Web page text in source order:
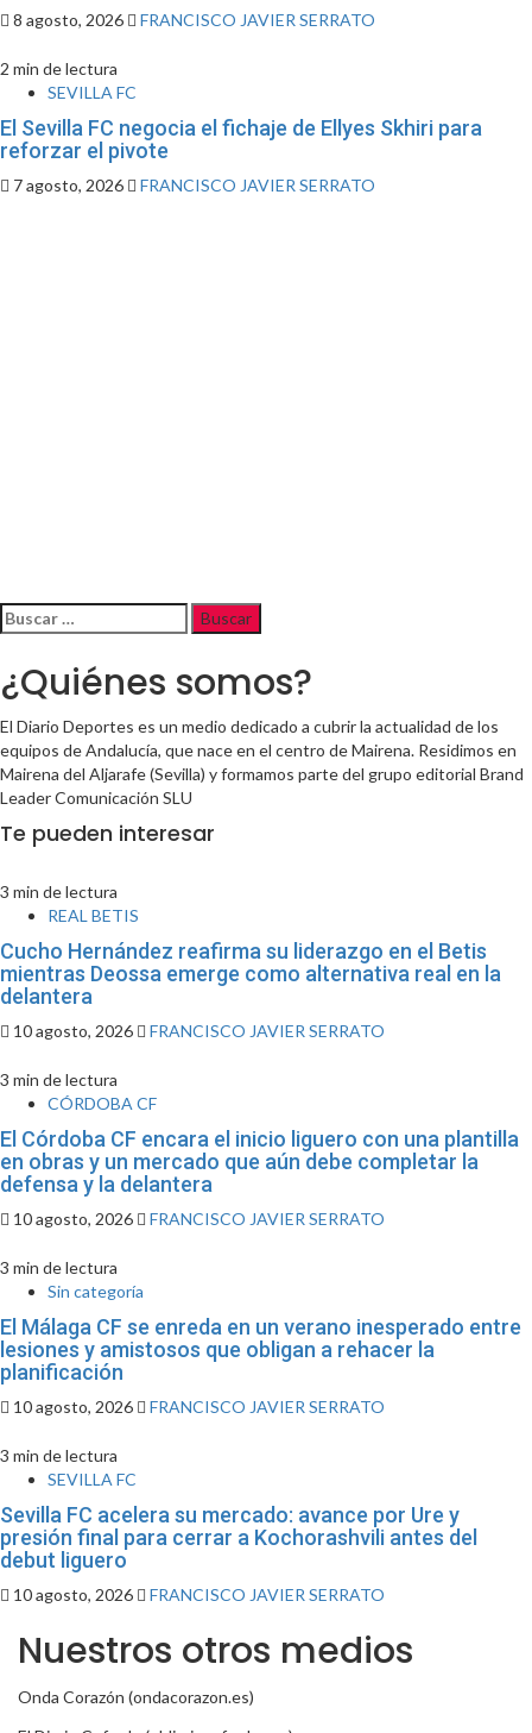
8 agosto, 2026 FRANCISCO JAVIER SERRATO
2 min de lectura
SEVILLA FC
El Sevilla FC negocia el fichaje de Ellyes Skhiri para
reforzar el pivote
7 agosto, 2026 FRANCISCO JAVIER SERRATO
Buscar:
¿Quiénes somos?
El Diario Deportes es un medio dedicado a cubrir la actualidad de los
equipos de Andalucía, que nace en el centro de Mairena. Residimos en
Mairena del Aljarafe (Sevilla) y formamos parte del grupo editorial Brand
Leader Comunicación SLU
Te pueden interesar
3 min de lectura
REAL BETIS
Cucho Hernández reafirma su liderazgo en el Betis
mientras Deossa emerge como alternativa real en la
delantera
10 agosto, 2026 FRANCISCO JAVIER SERRATO
3 min de lectura
CÓRDOBA CF
El Córdoba CF encara el inicio liguero con una plantilla
en obras y un mercado que aún debe completar la
defensa y la delantera
10 agosto, 2026 FRANCISCO JAVIER SERRATO
3 min de lectura
Sin categoría
El Málaga CF se enreda en un verano inesperado entre
lesiones y amistosos que obligan a rehacer la
planificación
10 agosto, 2026 FRANCISCO JAVIER SERRATO
3 min de lectura
SEVILLA FC
Sevilla FC acelera su mercado: avance por Ure y
presión final para cerrar a Kochorashvili antes del
debut liguero
10 agosto, 2026 FRANCISCO JAVIER SERRATO
Nuestros otros medios
Onda Corazón (ondacorazon.es)